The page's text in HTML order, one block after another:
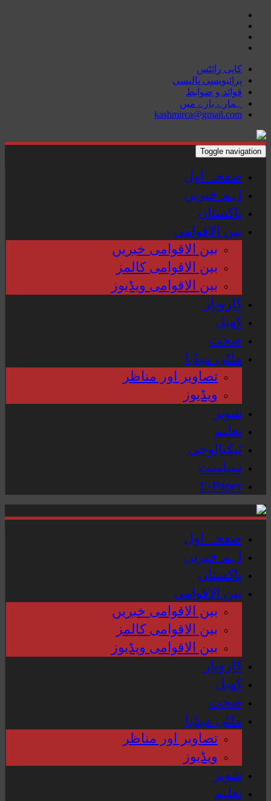
Skip
content
کاپی رائٹس
پرائیویسی پالیسی
قوائد و ضوابط
ہمارے بارے میں
kashmirca@gmail.com
Toggle navigation
صفحہ اول
اہم خبریں
پاکستان
بین الاقوامی
بین الاقوامی خبریں
بین الاقوامی کالمز
بین الاقوامی ویڈیوز
کاروبار
کھیل
صحت
ملٹی میڈیا
تصاویر اور مناظر
ویڈیوز
شوبز
تعلیم
ٹیکنالوجی
سیاست
E-Paper
صفحہ اول
اہم خبریں
پاکستان
بین الاقوامی
بین الاقوامی خبریں
بین الاقوامی کالمز
بین الاقوامی ویڈیوز
کاروبار
کھیل
صحت
ملٹی میڈیا
تصاویر اور مناظر
ویڈیوز
شوبز
تعلیم